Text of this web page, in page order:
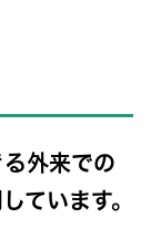
外来での
ています。